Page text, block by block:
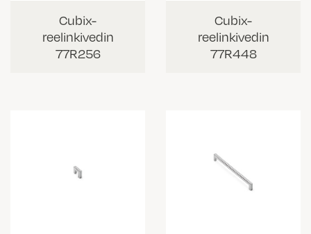
Cubix-
reelinkivedin
77R256
Cubix-
reelinkivedin
77R448